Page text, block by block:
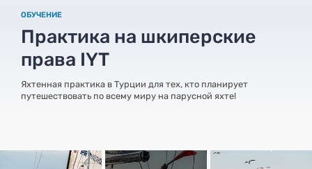
ОБУЧЕНИЕ
Практика на шкиперские
права IYT
Яхтенная практика в Турции для тех, кто планирует
путешествовать по всему миру на парусной яхте!